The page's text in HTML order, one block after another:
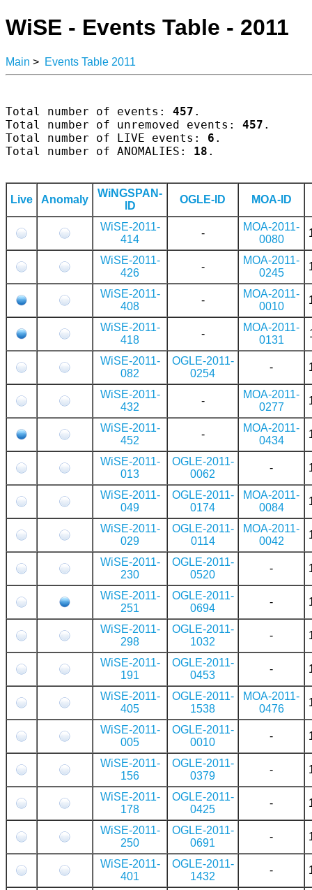
WiSE - Events Table - 2011
Main > Events Table 2011
Total number of events: 457 .
Total number of unremoved events: 457 .
Total number of LIVE events: 6 .
Total number of ANOMALIES: 18 .
Live Anomaly
WiNGSPAN-
ID
OGLE-ID MOA-ID
WiSE-2011-
414
-
MOA-2011-
0080
WiSE-2011-
426
-
MOA-2011-
0245
WiSE-2011-
408
-
MOA-2011-
0010
WiSE-2011-
418
-
MOA-2011-
0131
WiSE-2011-
082
OGLE-2011-
0254
-
WiSE-2011-
432
-
MOA-2011-
0277
WiSE-2011-
452
-
MOA-2011-
0434
WiSE-2011-
013
OGLE-2011-
0062
-
WiSE-2011-
049
OGLE-2011-
0174
MOA-2011-
0084
WiSE-2011-
029
OGLE-2011-
0114
MOA-2011-
0042
WiSE-2011-
230
OGLE-2011-
0520
-
WiSE-2011-
251
OGLE-2011-
0694
-
WiSE-2011-
298
OGLE-2011-
1032
-
WiSE-2011-
191
OGLE-2011-
0453
-
WiSE-2011-
405
OGLE-2011-
1538
MOA-2011-
0476
WiSE-2011-
005
OGLE-2011-
0010
-
WiSE-2011-
156
OGLE-2011-
0379
-
WiSE-2011-
178
OGLE-2011-
0425
-
WiSE-2011-
250
OGLE-2011-
0691
-
WiSE-2011-
401
OGLE-2011-
1432
-